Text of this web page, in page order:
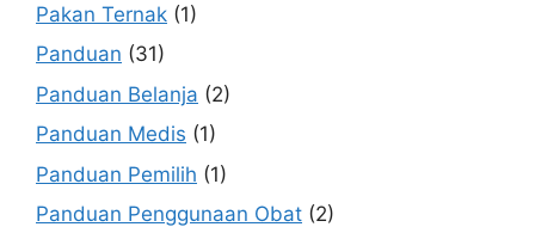
Pakan Ternak (1)
Panduan (31)
Panduan Belanja (2)
Panduan Medis (1)
Panduan Pemilih (1)
Panduan Penggunaan Obat (2)